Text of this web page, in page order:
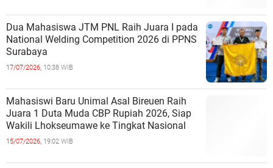
Dua Mahasiswa JTM PNL Raih Juara I pada
National Welding Competition 2026 di PPNS
Surabaya
17/07/2026, 10:38 WIB
Mahasiswi Baru Unimal Asal Bireuen Raih
Juara 1 Duta Muda CBP Rupiah 2026, Siap
Wakili Lhokseumawe ke Tingkat Nasional
15/07/2026, 19:02 WIB